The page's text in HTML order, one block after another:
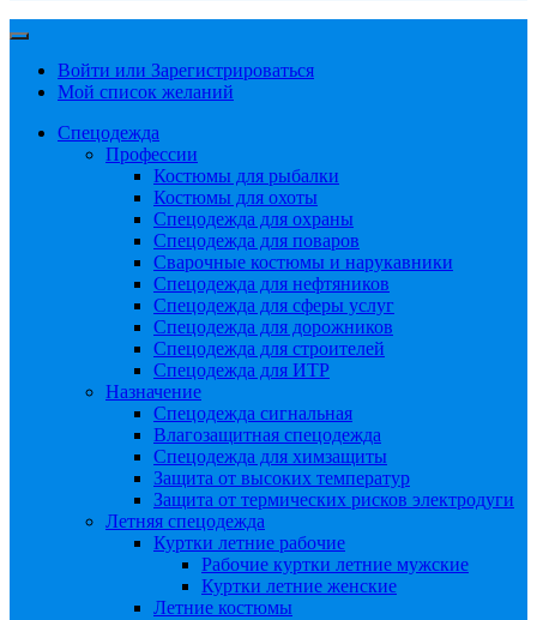
Войти или Зарегистрироваться
Мой список желаний
Спецодежда
Профессии
Костюмы для рыбалки
Костюмы для охоты
Спецодежда для охраны
Спецодежда для поваров
Сварочные костюмы и нарукавники
Спецодежда для нефтяников
Спецодежда для сферы услуг
Спецодежда для дорожников
Спецодежда для строителей
Спецодежда для ИТР
Назначение
Спецодежда сигнальная
Влагозащитная спецодежда
Спецодежда для химзащиты
Защита от высоких температур
Защита от термических рисков электродуги
Летняя спецодежда
Куртки летние рабочие
Рабочие куртки летние мужские
Куртки летние женские
Летние костюмы